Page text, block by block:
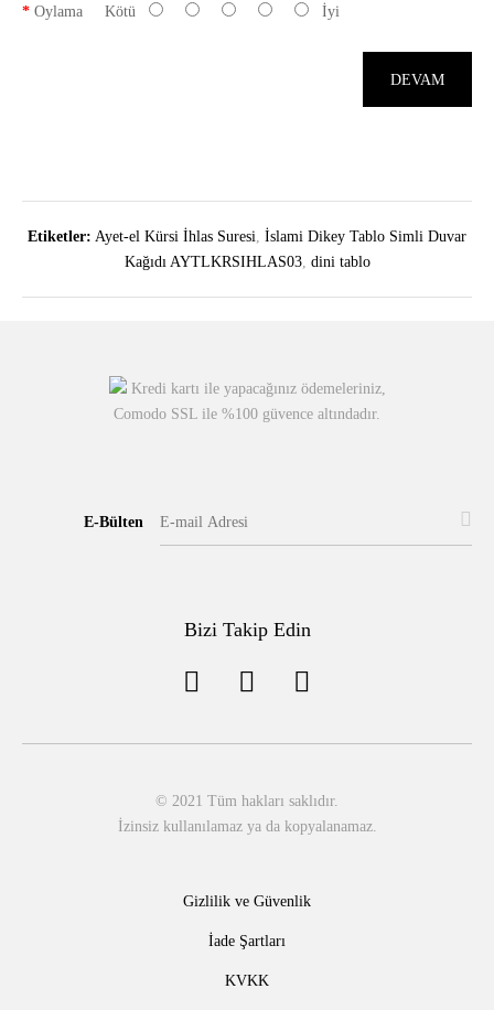
Oylama Kötü İyi
DEVAM
Etiketler: Ayet-el Kürsi İhlas Suresi İslami Dikey Tablo Simli Duvar
Kağıdı AYTLKRSIHLAS03, dini tablo
Kredi kartı ile yapacağınız ödemeleriniz,
Comodo SSL ile %100 güvence altındadır.
E-Bülten
Bizi Takip Edin
© 2021 Tüm hakları saklıdır.
İzinsiz kullanılamaz ya da kopyalanamaz.
Gizlilik ve Güvenlik
İade Şartları
KVKK